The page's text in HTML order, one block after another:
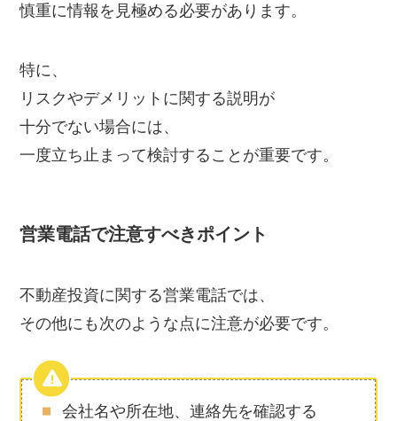
慎重に情報を見極める必要があります。
特に、
リスクやデメリットに関する説明が
十分でない場合には、
一度立ち止まって検討することが重要です。
営業電話で注意すべきポイント
不動産投資に関する営業電話では、
その他にも次のような点に注意が必要です。
会社名や所在地、連絡先を確認する